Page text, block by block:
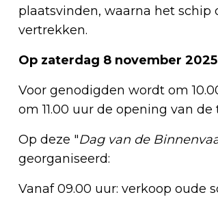
plaatsvinden, waarna het schip
vertrekken.
Op zaterdag 8 november
Voor genodigden wordt om
om 11.00 uur de opening van
Op deze "Dag van de
georganiseerd:
Vanaf 09.00 uur: verkoop oude